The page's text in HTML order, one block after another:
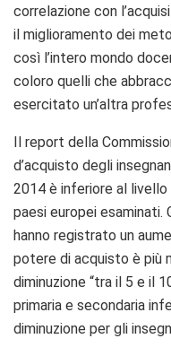
correlazione con
il miglioramento dei
così l’intero mondo
coloro quelli che
esercitato un’altra
Il report della
d’acquisto degli
2014 è inferiore al
paesi europei esaminati.
hanno registrato un
potere di acquisto è più
diminuzione “tra il 5 e il
primaria e secondaria
diminuzione per gli